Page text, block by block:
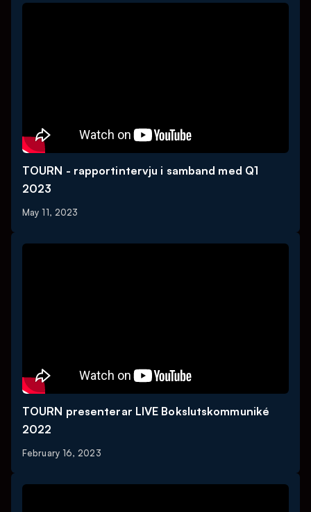
TOURN - rapportintervju i samband med Q1
2023
May 11, 2023
TOURN presenterar LIVE Bokslutskommuniké
2022
February 16, 2023